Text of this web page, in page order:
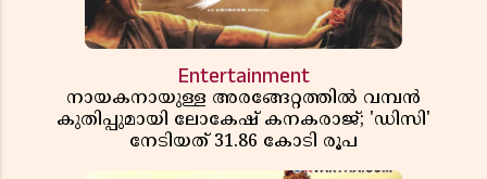
Entertainment
നായകനായുള്ള അരങ്ങേറ്റത്തിൽ വമ്പൻ
കുതിപ്പുമായി ലോകേഷ് കനകരാജ്; 'ഡിസി'
നേടിയത് 31.86 കോടി രൂപ